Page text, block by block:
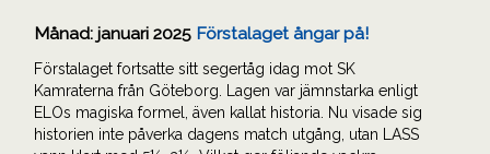
Månad: januari 2025 Förstalaget ångar på!
Förstalaget fortsatte sitt segertåg idag mot SK
Kamraterna från Göteborg. Lagen var jämnstarka enligt
ELOs magiska formel, även kallat historia. Nu visade sig
historien inte påverka dagens match utgång, utan LASS